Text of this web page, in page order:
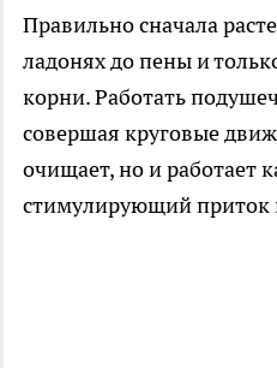
Правильно сначала
ладонях до пены и
корни. Работать
совершая круговые
очищает, но и работает
стимулирующий приток